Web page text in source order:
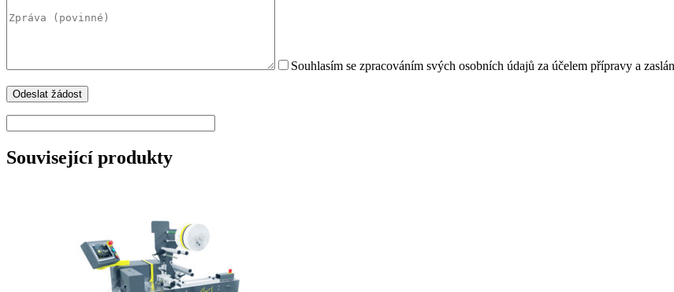
Souhlasím se zpracováním svých osobních údajů za účelem přípravy a
Související produkty